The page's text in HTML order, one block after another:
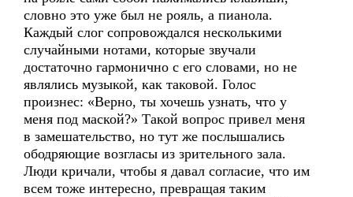
словно это уже был не рояль, а пианола.
Каждый слог сопровождался несколькими
случайными нотами, которые звучали
достаточно гармонично с его словами, но не
являлись музыкой, как таковой. Голос
произнес: «Верно, ты хочешь узнать, что у
меня под маской?» Такой вопрос привел меня
в замешательство, но тут же послышались
ободряющие возгласы из зрительного зала.
Люди кричали, чтобы я давал согласие, что им
всем тоже интересно, превращая таким